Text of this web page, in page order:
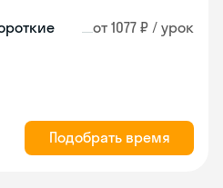
от 1077 ₽ / урок
Подобрать время